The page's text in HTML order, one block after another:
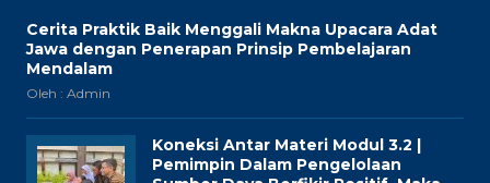
Cerita Praktik Baik Menggali Makna Upacara Adat
Jawa dengan Penerapan Prinsip Pembelajaran
Mendalam
Oleh : Admin
Koneksi Antar Materi Modul 3.2 |
Pemimpin Dalam Pengelolaan